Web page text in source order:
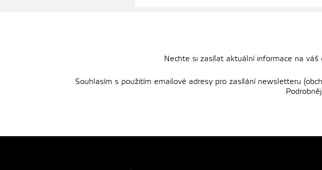
Nechte si zasílat aktuální informace na váš
Souhlasím s použitím emailové adresy pro zasílání newsletteru